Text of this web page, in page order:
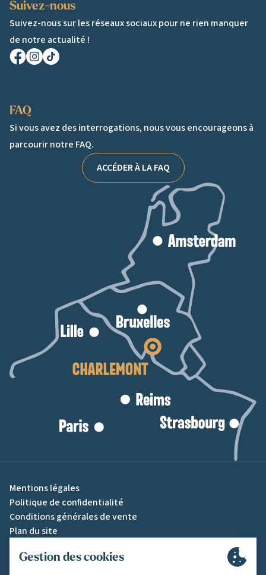
Suivez-nous
Suivez-nous sur les réseaux sociaux pour ne rien manquer
de notre actualité !
FAQ
Si vous avez des interrogations, nous vous encourageons à
parcourir notre FAQ.
ACCÉDER À LA FAQ
Mentions légales
Politique de confidentialité
Conditions générales de vente
Plan du site
Une création